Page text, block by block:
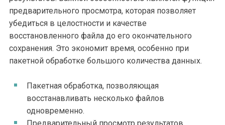
предварительного просмотра, которая позволяет
убедиться в целостности и качестве
восстановленного файла до его окончательного
сохранения. Это экономит время, особенно при
пакетной обработке большого количества данных.
Пакетная обработка, позволяющая
восстанавливать несколько файлов
одновременно.